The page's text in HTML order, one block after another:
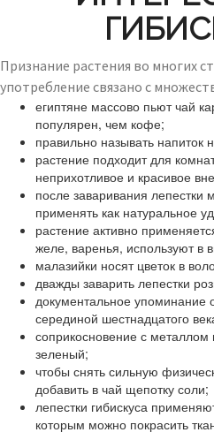
Признание растения во многих
употребление связано с
египтяне массово пьют чай
популярен, чем кофе;
правильно называть напиток
растение подходит для
неприхотливое и красивое
после заваривания
применять как натуральное
растение активно
желе, варенья, используют в
малазийки носят цветок в
дважды заварить лепестки
документальное упоминание
серединой шестнадцатого
соприкосновение с металлом
зеленый;
чтобы снять сильную
добавить в чай щепотку соли;
лепестки гибискуса
которым можно покрасить